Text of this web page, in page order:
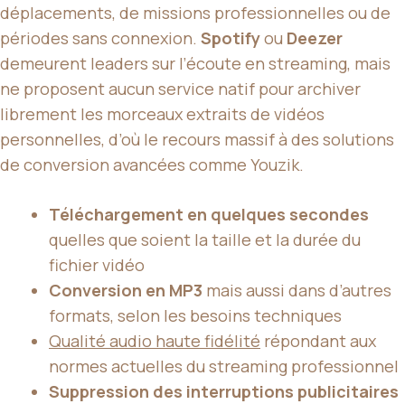
déplacements, de missions professionnelles ou de
périodes sans connexion. Spotifyou Deezer
demeurent leaders sur l’écoute en streaming, mais
ne proposent aucun service natif pour archiver
librement les morceaux extraits de vidéos
personnelles, d’où le recours massif à des solutions
de conversion avancées comme Youzik.
Téléchargement en quelques secondes
quelles que soient la taille et la durée du
fichier vidéo
Conversion en MP3 mais aussi dans d’autres
formats, selon les besoins techniques
Qualité audio haute fidélité répondant aux
normes actuelles du streaming professionnel
Suppression des interruptions publicitaires